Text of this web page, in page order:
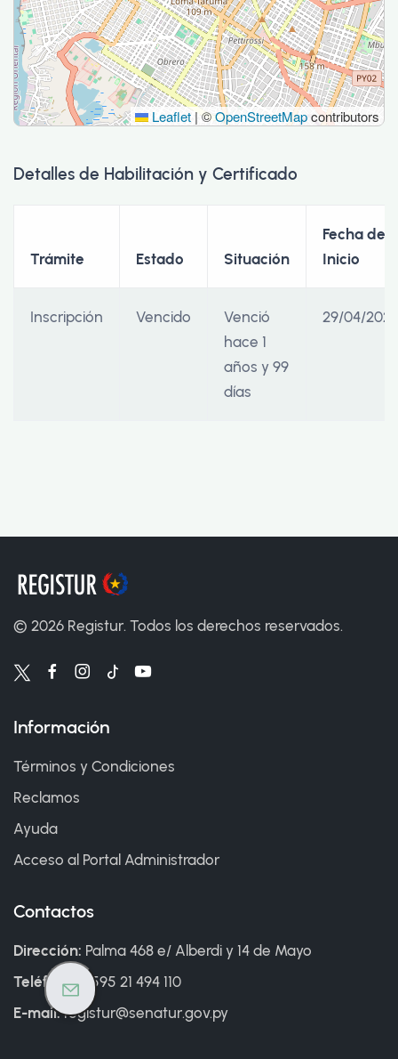
Leaflet |©OpenStreetMapcontributors
Detalles de Habilitación y Certificado
Trámite Estado Situación
Fecha de
Inicio
Inscripción Vencido
Venció
hace 1
años y 99
días
29/04/2024
© 2026 Registur. Todos los derechos reservados.
Información
Términos y Condiciones
Reclamos
Ayuda
Acceso al Portal Administrador
Contactos
Dirección: Palma 468 e/ Alberdi y 14 de Mayo
Teléfono:+595 21 494 110
E-mail:registur@senatur.gov.py